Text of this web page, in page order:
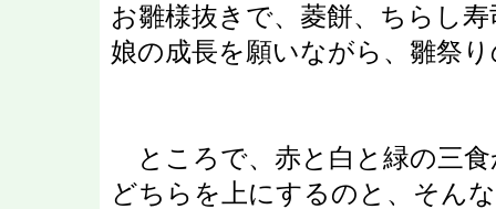
お雛様抜きで、菱餅、ちらし
娘の成長を願いながら、雛祭
ところで、赤と白と緑の三
どちらを上にするのと、そん